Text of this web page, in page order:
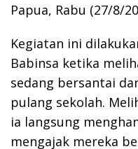
Papua, Rabu (27/8/
Kegiatan ini
Babinsa ketika
sedang bersantai
pulang sekolah.
ia langsung
mengajak mereka